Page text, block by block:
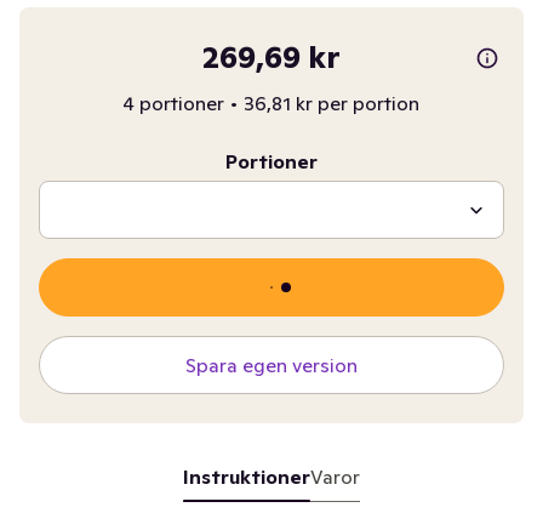
269,69 kr
4 portioner • 36,81 kr per portion
Portioner
Spara egen version
InstruktionerVaror